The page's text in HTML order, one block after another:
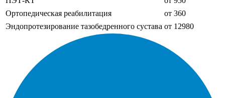
Ортопедическая реабилитация
от 360
Эндопротезирование тазобедренного сустава от 12980